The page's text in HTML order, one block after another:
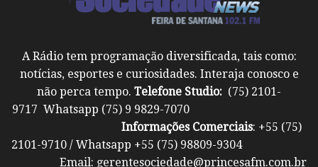
A Rádio tem programação diversificada, tais como:
notícias, esportes e curiosidades. Interaja conosco e
não perca tempo. Telefone Studio: (75) 2101-
9717 Whatsapp (75) 9 9829-7070
Informações Comerciais: +55 (75)
2101-9710 / Whatsapp +55 (75) 98809-9304
Email: gerentesociedade@princesafm.com.br